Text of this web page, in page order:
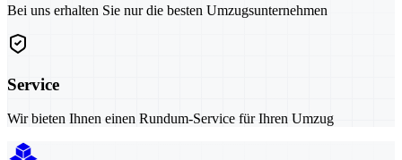
Bei uns erhalten Sie nur die besten Umzugsunternehmen
Service
Wir bieten Ihnen einen Rundum-Service für Ihren Umzug